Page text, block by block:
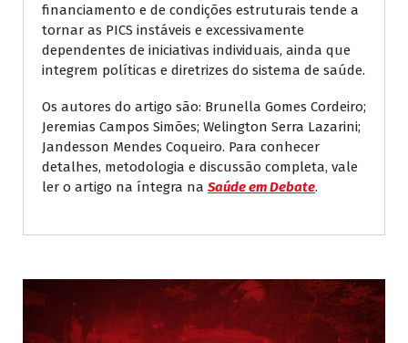
financiamento e de condições estruturais tende a
tornar as PICS instáveis e excessivamente
dependentes de iniciativas individuais, ainda que
integrem políticas e diretrizes do sistema de saúde.
Os autores do artigo são: Brunella Gomes Cordeiro;
Jeremias Campos Simões; Welington Serra Lazarini;
Jandesson Mendes Coqueiro. Para conhecer
detalhes, metodologia e discussão completa, vale
ler o artigo na íntegra na Saúde em Debate.